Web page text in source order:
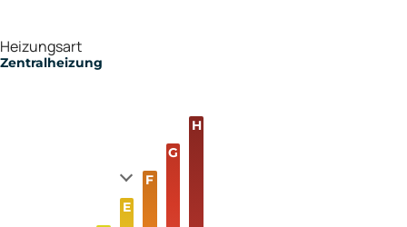
Heizungsart
Zentralheizung
E
F
G
H